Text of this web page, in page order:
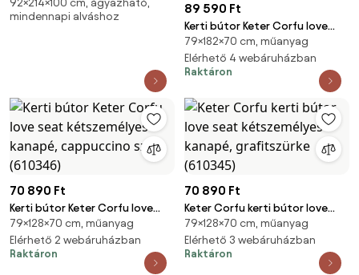
90 x 200 cm
92×214×100 cm, ágyazható,
mindennapi alváshoz
89 590 Ft
Kerti bútor Keter Corfu love
seat max három személyes
kanapé, barna (610376)
79×182×70 cm, műanyag
Elérhető 4 webáruházban
Raktáron
70 890 Ft
Kerti bútor Keter Corfu love
seat kétszemélyes kanapé,
cappuccino szín (610346)
79×128×70 cm, műanyag
Elérhető 2 webáruházban
Raktáron
70 890 Ft
Keter Corfu kerti bútor love
seat kétszemélyes kanapé,
grafitszürke (610345)
79×128×70 cm, műanyag
Elérhető 3 webáruházban
Raktáron